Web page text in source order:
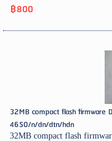
฿800
32MB compact flash
4650/n/dn/dtn/hdn
32MB compact flash